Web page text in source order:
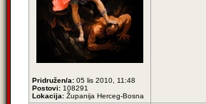
Pridružen/a: 05 lis 2010, 11:48
Postovi: 108291
Lokacija: Županija Herceg-Bosna